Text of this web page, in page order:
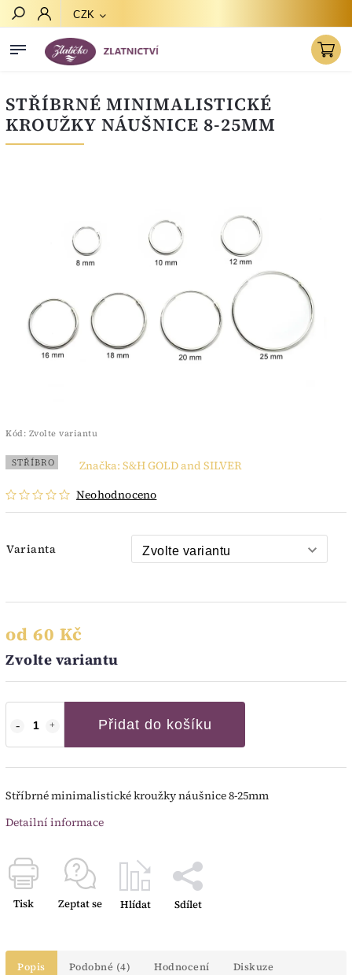
CZK
STŘÍBRNÉ MINIMALISTICKÉ
KROUŽKY NÁUŠNICE 8-25MM
Kód: Zvolte variantu
STŘÍBRO
Neohodnoceno
Značka: S&H GOLD and SILVER
Varianta
od 60 Kč
Zvolte variantu
Přidat do košíku
Stříbrné minimalistické kroužky náušnice 8-25mm
Detailní informace
Tisk Zeptat se Hlídat Sdílet
Popis Podobné (4) Hodnocení Diskuze